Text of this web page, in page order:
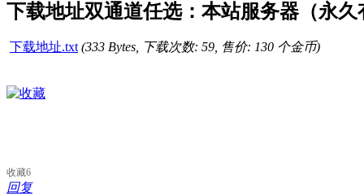
下载地址双通道任选：本站服务器（永
下载地址.txt (333 Bytes, 下载次数: 59, 售价: 130 个金币)
收藏6
回复